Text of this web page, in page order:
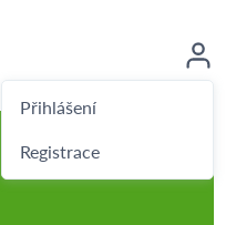
Přihlášení
Registrace